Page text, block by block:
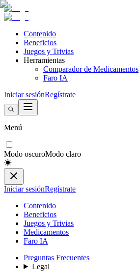
Contenido
Beneficios
Juegos y Trivias
Herramientas
Comparador de Medicamentos
Faro IA
Iniciar sesiónRegístrate
Menú
Modo oscuroModo claro
Iniciar sesiónRegístrate
Contenido
Beneficios
Juegos y Trivias
Medicamentos
Faro IA
Preguntas Frecuentes
Legal